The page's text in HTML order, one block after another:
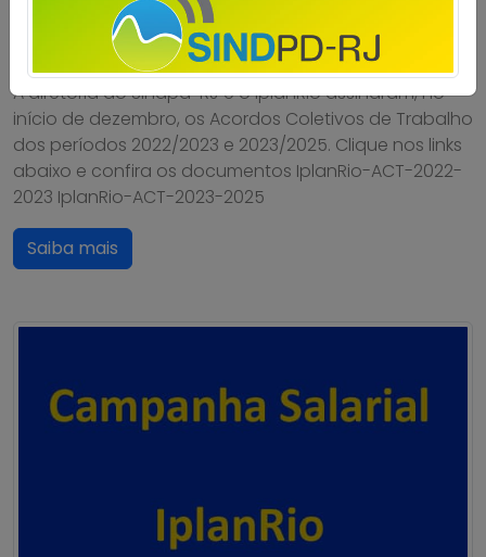
Publicado por Imprensaem12/12/2023.
A diretoria do Sindpd-RJ e o IplanRio assinaram, no
início de dezembro, os Acordos Coletivos de Trabalho
dos períodos 2022/2023 e 2023/2025. Clique nos links
abaixo e confira os documentos IplanRio-ACT-2022-
2023 IplanRio-ACT-2023-2025
Saiba mais